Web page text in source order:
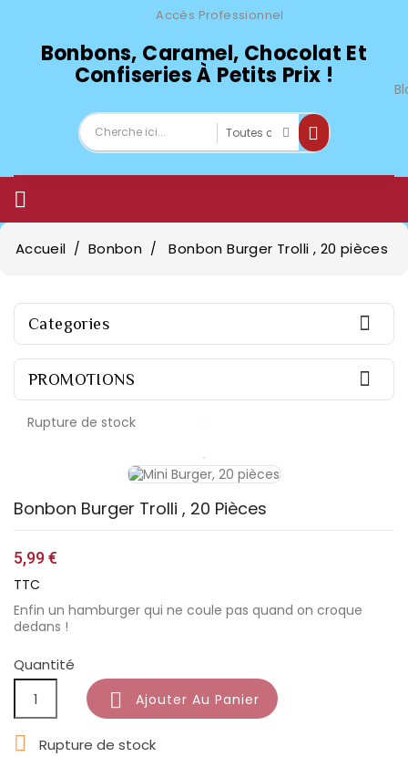
Accès Professionnel
Bonbons, Caramel, Chocolat Et
Confiseries À Petits Prix !

Accueil Bonbon Bonbon Burger Trolli , 20 pièces
Categories 
PROMOTIONS 
Rupture de stock
Bonbon Burger Trolli , 20 Pièces
5,99 €
TTC
Enfin un hamburger qui ne coule pas quand on croque
dedans !
Quantité
 Ajouter Au Panier
 Rupture de stock